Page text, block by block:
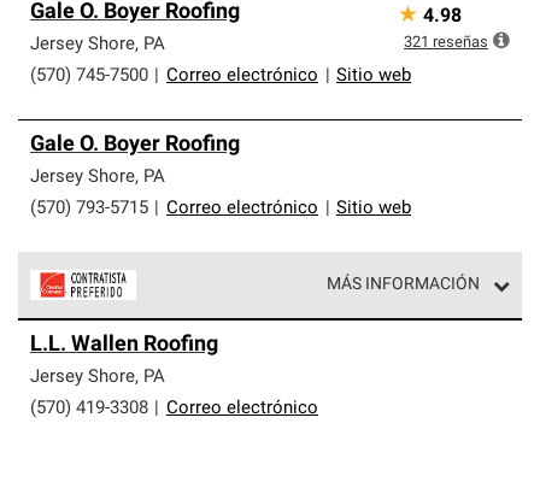
Corning constituyen el nivel superior de nuestra red
exclusiva y cumplen con estándares estrictos de
profesionalismo, confiabilidad y destreza incomparable.
Solo ellos pueden ofrecer nuestra mejor garantía de
Gale O. Boyer Roofing
Jersey Shore, PA
(570) 745-7500
Correo electrónico Sitio web
★ 4.98
321 reseñas
Gale O. Boyer Roofing
Jersey Shore, PA
(570) 793-5715
Correo electrónico Sitio web
MÁS INFORMACIÓN
parte de una red exclusiva de profesionales de techos
que cumplen con altos estándares y requisitos estrictos
de profesionalismo y confiabilidad.
L.L. Wallen Roofing
Jersey Shore, PA
(570) 419-3308
Correo electrónico